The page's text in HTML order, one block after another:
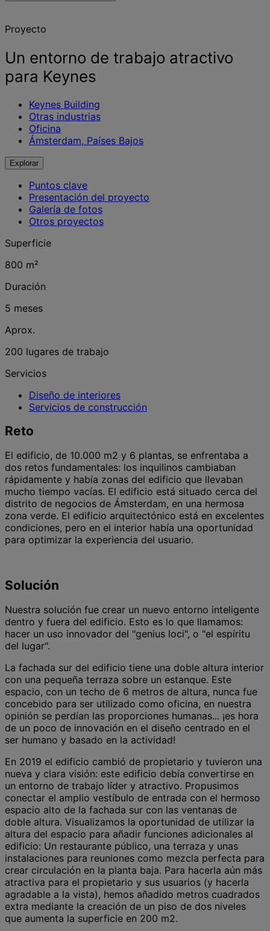
noticias
opiniones
Proyecto
Un entorno de trabajo atractivo
para Keynes
Keynes Building
Otras industrias
Oficina
Ámsterdam, Países Bajos
Explorar
Puntos clave
Presentación del proyecto
Galería de fotos
Otros proyectos
Superficie
800 m²
Duración
5 meses
Aprox.
200 lugares de trabajo
Servicios
Diseño de interiores
Servicios de construcción
Reto
El edificio, de 10.000 m2 y 6 plantas, se enfrentaba a
dos retos fundamentales: los inquilinos cambiaban
rápidamente y había zonas del edificio que llevaban
mucho tiempo vacías. El edificio está situado cerca del
distrito de negocios de Ámsterdam, en una hermosa
zona verde. El edificio arquitectónico está en excelentes
condiciones, pero en el interior había una oportunidad
para optimizar la experiencia del usuario.
Solución
Nuestra solución fue crear un nuevo entorno inteligente
dentro y fuera del edificio. Esto es lo que llamamos:
hacer un uso innovador del "genius loci", o "el espíritu
del lugar".
La fachada sur del edificio tiene una doble altura interior
con una pequeña terraza sobre un estanque. Este
espacio, con un techo de 6 metros de altura, nunca fue
concebido para ser utilizado como oficina, en nuestra
opinión se perdían las proporciones humanas... ¡es hora
de un poco de innovación en el diseño centrado en el
ser humano y basado en la actividad!
En 2019 el edificio cambió de propietario y tuvieron una
nueva y clara visión: este edificio debía convertirse en
un entorno de trabajo líder y atractivo. Propusimos
conectar el amplio vestíbulo de entrada con el hermoso
espacio alto de la fachada sur con las ventanas de
doble altura. Visualizamos la oportunidad de utilizar la
altura del espacio para añadir funciones adicionales al
edificio: Un restaurante público, una terraza y unas
instalaciones para reuniones como mezcla perfecta para
crear circulación en la planta baja. Para hacerla aún más
atractiva para el propietario y sus usuarios (y hacerla
agradable a la vista), hemos añadido metros cuadrados
extra mediante la creación de un piso de dos niveles
que aumenta la superficie en 200 m2.